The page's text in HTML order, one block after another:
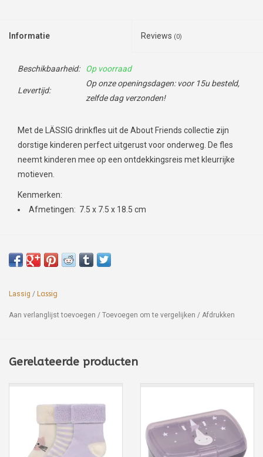
Informatie Reviews (0)
Beschikbaarheid: Op voorraad
Levertijd:
Op onze openingsdagen: voor 15u besteld,
zelfde dag verzonden!
Met de LÄSSIG drinkfles uit de About Friends collectie zijn
dorstige kinderen perfect uitgerust voor onderweg. De fles
neemt kinderen mee op een ontdekkingsreis met kleurrijke
motieven.
Kenmerken:
Afmetingen: 7.5 x 7.5 x 18.5 cm
Lassig / Lassig
Aan verlanglijst toevoegen / Toevoegen om te vergelijken / Afdrukken
Gerelateerde producten